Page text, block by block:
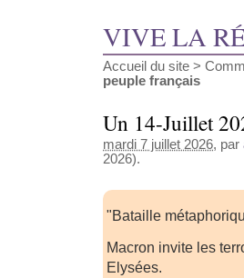
VIVE LA
Accueil du site >
peuple français
Un 14-Juillet
mardi 7 juillet 2026, par
2026).
"Bataille
Macron invite les
Elysées.